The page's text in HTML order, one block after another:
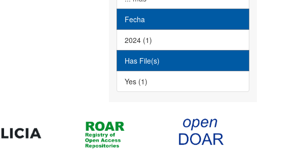
Fecha
2024 (1)
Has File(s)
Yes (1)